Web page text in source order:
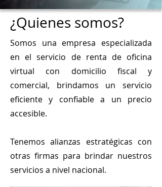
¿Quienes somos?
Somos una empresa especializada
en el servicio de renta de oficina
virtual con domicilio fiscal y
comercial, brindamos un servicio
eficiente y confiable a un precio
accesible.
Tenemos alianzas estratégicas con
otras firmas para brindar nuestros
servicios a nivel nacional.